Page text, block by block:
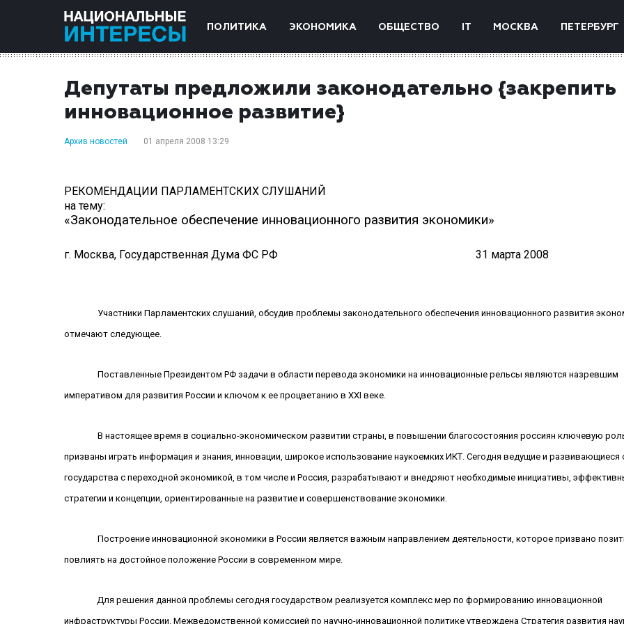
ПОЛИТИКА ЭКОНОМИКА ОБЩЕСТВО IT МОСКВА ПЕТЕРБУРГ
Депутаты предложили законодательно {закрепить
инновационное развитие}
Архив новостей 01 апреля 2008 13:29
РЕКОМЕНДАЦИИ ПАРЛАМЕНТСКИХ СЛУШАНИЙ
на тему:
«Законодательное обеспечение инновационного развития экономики»
г. Москва, Государственная Дума ФС РФ 31 марта 2008
Участники Парламентских слушаний, обсудив проблемы законодательного обеспечения инновационного развития
отмечают следующее.
Поставленные Президентом РФ задачи в области перевода экономики на инновационные рельсы являются назревшим
императивом для развития России и ключом к ее процветанию в XXI веке.
В настоящее время в социально-экономическом развитии страны, в повышении благосостояния россиян ключевую
призваны играть информация и знания, инновации, широкое использование наукоемких ИКТ. Сегодня ведущие и развивающиеся
государства с переходной экономикой, в том числе и Россия, разрабатывают и внедряют необходимые инициативы,
стратегии и концепции, ориентированные на развитие и совершенствование экономики.
Построение инновационной экономики в России является важным направлением деятельности, которое призвано
повлиять на достойное положение России в современном мире.
Для решения данной проблемы сегодня государством реализуется комплекс мер по формированию инновационной
инфраструктуры России. Межведомственной комиссией по научно-инновационной политике утверждена Стратегия развития